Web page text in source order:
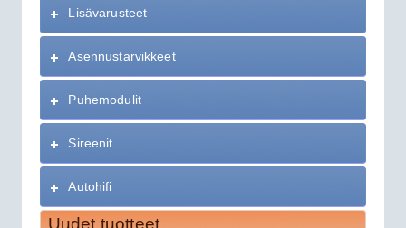
Lisävarusteet
Asennustarvikkeet
Puhemodulit
Sireenit
Autohifi
Uudet tuotteet